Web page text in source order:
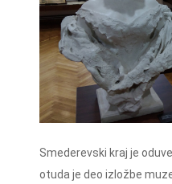
Smederevski kraj je
otuda je deo izložbe